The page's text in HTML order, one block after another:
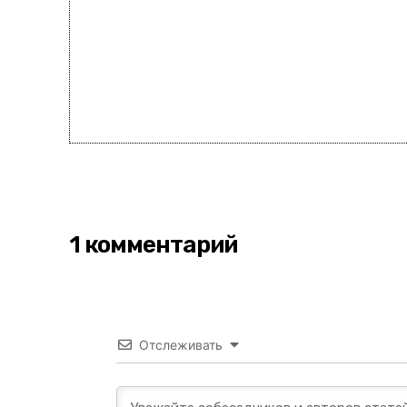
1 комментарий
Отслеживать